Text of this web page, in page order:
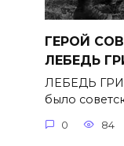
ГЕРОЙ
ЛЕБЕДЬ
ЛЕБЕДЬ
было
0 84